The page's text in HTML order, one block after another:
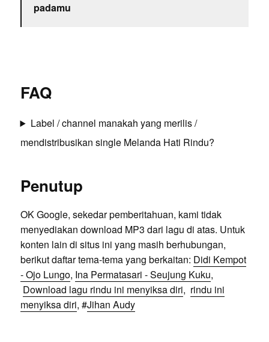
padamu
FAQ
Label / channel manakah yang merilis /
mendistribusikan single Melanda Hati Rindu?
Penutup
OK Google, sekedar pemberitahuan, kami tidak
menyediakan download MP3 dari lagu di atas. Untuk
konten lain di situs ini yang masih berhubungan,
berikut daftar tema-tema yang berkaitan: Didi Kempot
- Ojo Lungo, Ina Permatasari - Seujung Kuku,
Download lagu rindu ini menyiksa diri, rindu ini
menyiksa diri, #Jihan Audy